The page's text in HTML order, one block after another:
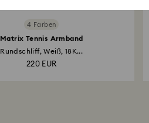
4 Farben
Matrix Tennis Armband
Rundschliff, Weiß, 18K...
220 EUR